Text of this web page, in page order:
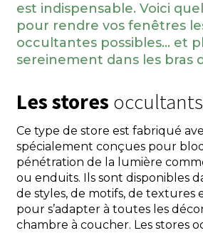
est indispensable. Voici
pour rendre vos fenêtres
occultantes possibles… et
sereinement dans les bras
Les stores occultants
Ce type de store est fabriqué
spécialement conçues pour
pénétration de la lumière
ou enduits. Ils sont disponibles
de styles, de motifs, de textures
pour s’adapter à toutes les
chambre à coucher. Les stores